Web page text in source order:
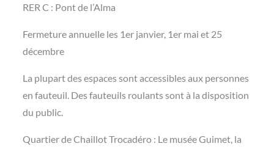
RER C : Pont de l’Alma
Fermeture annuelle les 1er janvier, 1er mai et 25
décembre
La plupart des espaces sont accessibles aux personnes
en fauteuil. Des fauteuils roulants sont à la disposition
du public.
Quartier de Chaillot Trocadéro : Le musée Guimet, la